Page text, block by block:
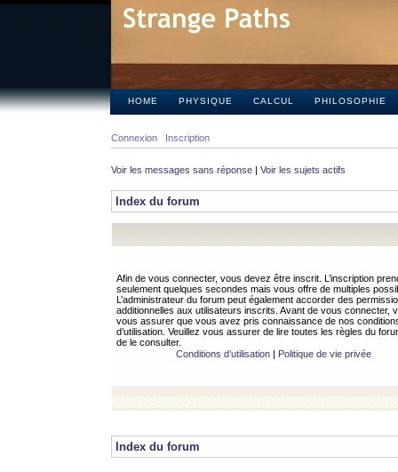
HOME PHYSIQUE CALCUL PHILOSOPHIE
Connexion Inscription
Voir les messages sans réponse | Voir les sujets actifs
Index du forum
Afin de vous connecter, vous devez être inscrit. L’inscription
seulement quelques secondes mais vous offre de multiples
L’administrateur du forum peut également accorder des
additionnelles aux utilisateurs inscrits. Avant de vous connecter,
vous assurer que vous avez pris connaissance de nos
d’utilisation. Veuillez vous assurer de lire toutes les règles du
de le consulter.
Conditions d’utilisation| Politique de vie privée
Index du forum